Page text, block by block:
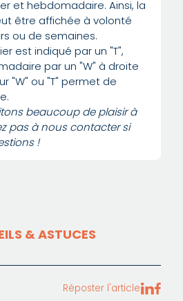
et hebdomadaire. Ainsi, la
être affichée à volonté
ou de semaines.
est indiqué par un "T",
par un "W" à droite
"W" ou "T" permet de
beaucoup de plaisir à
pas à nous contacter si
!
& ASTUCES
Réposter l'article